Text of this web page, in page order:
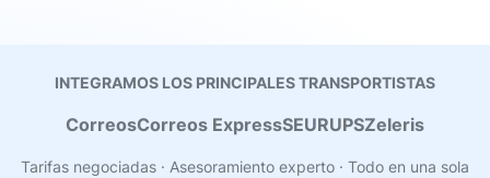
INTEGRAMOS LOS PRINCIPALES TRANSPORTISTAS
CorreosCorreos ExpressSEURUPSZeleris
Tarifas negociadas · Asesoramiento experto · Todo en una sola